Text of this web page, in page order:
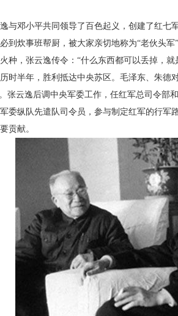
邓小平共同领导了百色起义，创建了红七
到炊事班帮厨，被大家亲切地称为“老伙头
种，张云逸传令：“什么东西都可以丢掉，
时半年，胜利抵达中央苏区。毛泽东、朱德
张云逸后调中央军委工作，任红军总司令部
委纵队先遣队司令员，参与制定红军的行军
贡献。